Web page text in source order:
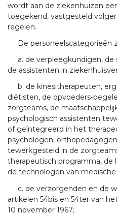
wordt aan de ziekenhuizen
toegekend, vastgesteld
regelen.
De personeelscategorieën
a. de verpleegkundigen,
de assistenten in
b. de kinesitherapeuten,
diëtisten, de opvoeders-
zorgteams, de
psychologisch assistenten
of geïntegreerd in het
psychologen,
tewerkgesteld in de
therapeutisch programma,
de technologen van
c. de verzorgenden en de
artikelen 54bis en 54ter van
10 november 1967;